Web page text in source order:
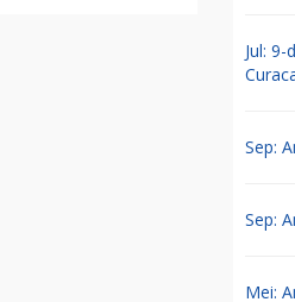
Jul:
Sep:
Sep:
Mei: